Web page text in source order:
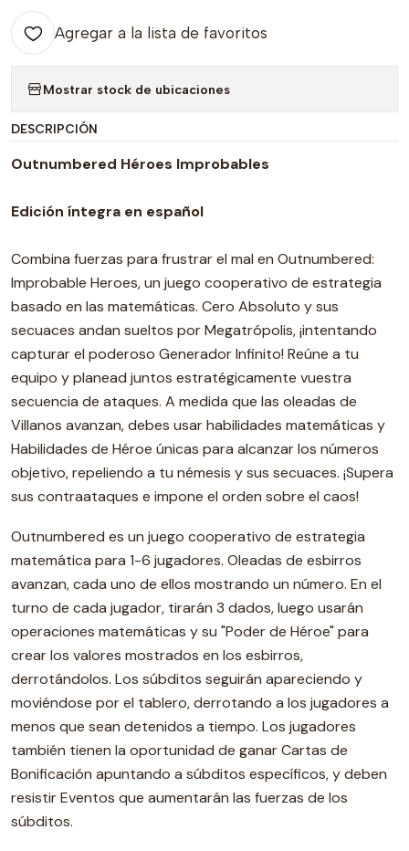
Agregar a la lista de favoritos
Mostrar stock de ubicaciones
DESCRIPCIÓN
Outnumbered Héroes Improbables
Edición íntegra en español
Combina fuerzas para frustrar el mal en Outnumbered:
Improbable Heroes, un juego cooperativo de estrategia
basado en las matemáticas. Cero Absoluto y sus
secuaces andan sueltos por Megatrópolis, ¡intentando
capturar el poderoso Generador Infinito! Reúne a tu
equipo y planead juntos estratégicamente vuestra
secuencia de ataques. A medida que las oleadas de
Villanos avanzan, debes usar habilidades matemáticas y
Habilidades de Héroe únicas para alcanzar los números
objetivo, repeliendo a tu némesis y sus secuaces. ¡Supera
sus contraataques e impone el orden sobre el caos!
Outnumbered es un juego cooperativo de estrategia
matemática para 1-6 jugadores. Oleadas de esbirros
avanzan, cada uno de ellos mostrando un número. En el
turno de cada jugador, tirarán 3 dados, luego usarán
operaciones matemáticas y su "Poder de Héroe" para
crear los valores mostrados en los esbirros,
derrotándolos. Los súbditos seguirán apareciendo y
moviéndose por el tablero, derrotando a los jugadores a
menos que sean detenidos a tiempo. Los jugadores
también tienen la oportunidad de ganar Cartas de
Bonificación apuntando a súbditos específicos, y deben
resistir Eventos que aumentarán las fuerzas de los
súbditos.